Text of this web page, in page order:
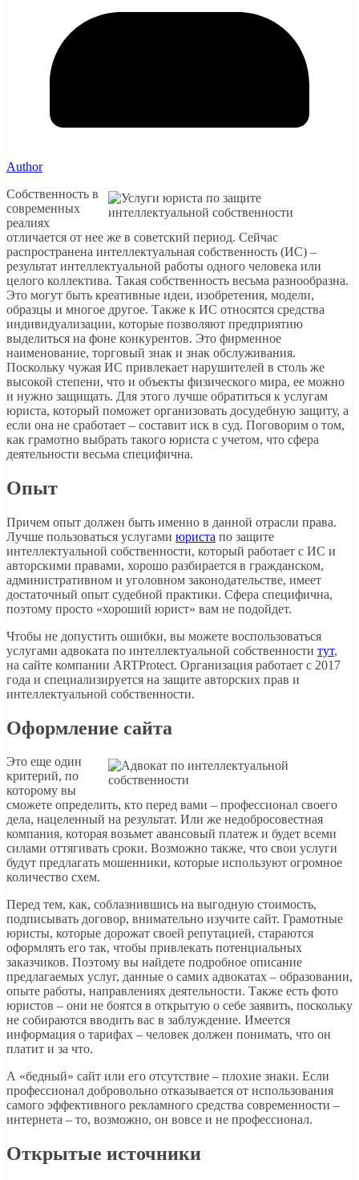
Author
Собственность в
современных
реалиях
отличается от нее же в советский период. Сейчас
распространена интеллектуальная собственность (ИС) –
результат интеллектуальной работы одного человека или
целого коллектива. Такая собственность весьма разнообразна.
Это могут быть креативные идеи, изобретения, модели,
образцы и многое другое. Также к ИС относятся средства
индивидуализации, которые позволяют предприятию
выделиться на фоне конкурентов. Это фирменное
наименование, торговый знак и знак обслуживания.
Поскольку чужая ИС привлекает нарушителей в столь же
высокой степени, что и объекты физического мира, ее можно
и нужно защищать. Для этого лучше обратиться к услугам
юриста, который поможет организовать досудебную защиту, а
если она не сработает – составит иск в суд. Поговорим о том,
как грамотно выбрать такого юриста с учетом, что сфера
деятельности весьма специфична.
Опыт
Причем опыт должен быть именно в данной отрасли права.
Лучше пользоваться услугами юриста по защите
интеллектуальной собственности, который работает с ИС и
авторскими правами, хорошо разбирается в гражданском,
административном и уголовном законодательстве, имеет
достаточный опыт судебной практики. Сфера специфична,
поэтому просто «хороший юрист» вам не подойдет.
Чтобы не допустить ошибки, вы можете воспользоваться
услугами адвоката по интеллектуальной собственности тут,
на сайте компании ARTProtect. Организация работает с 2017
года и специализируется на защите авторских прав и
интеллектуальной собственности.
Оформление сайта
Это еще один
критерий, по
которому вы
сможете определить, кто перед вами – профессионал своего
дела, нацеленный на результат. Или же недобросовестная
компания, которая возьмет авансовый платеж и будет всеми
силами оттягивать сроки. Возможно также, что свои услуги
будут предлагать мошенники, которые используют огромное
количество схем.
Перед тем, как, соблазнившись на выгодную стоимость,
подписывать договор, внимательно изучите сайт. Грамотные
юристы, которые дорожат своей репутацией, стараются
оформлять его так, чтобы привлекать потенциальных
заказчиков. Поэтому вы найдете подробное описание
предлагаемых услуг, данные о самих адвокатах – образовании,
опыте работы, направлениях деятельности. Также есть фото
юристов – они не боятся в открытую о себе заявить, поскольку
не собираются вводить вас в заблуждение. Имеется
информация о тарифах – человек должен понимать, что он
платит и за что.
А «бедный» сайт или его отсутствие – плохие знаки. Если
профессионал добровольно отказывается от использования
самого эффективного рекламного средства современности –
интернета – то, возможно, он вовсе и не профессионал.
Открытые источники